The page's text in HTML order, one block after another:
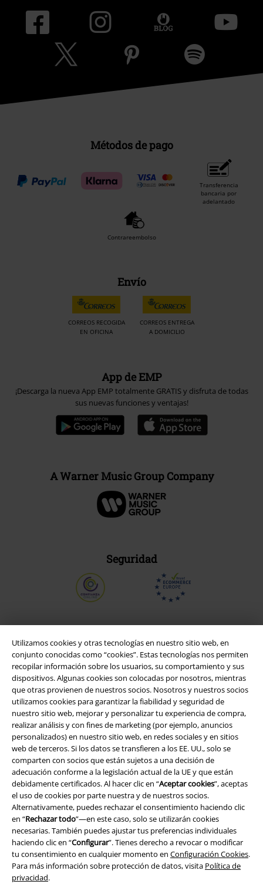
Utilizamos cookies y otras tecnologías en nuestro sitio web, en
conjunto conocidas como “cookies”. Estas tecnologías nos permiten
recopilar información sobre los usuarios, su comportamiento y sus
dispositivos. Algunas cookies son colocadas por nosotros, mientras
que otras provienen de nuestros socios. Nosotros y nuestros socios
utilizamos cookies para garantizar la fiabilidad y seguridad de
nuestro sitio web, mejorar y personalizar tu experiencia de compra,
realizar análisis y con fines de marketing (por ejemplo, anuncios
personalizados) en nuestro sitio web, en redes sociales y en sitios
web de terceros. Si los datos se transfieren a los EE. UU., solo se
comparten con socios que están sujetos a una decisión de
adecuación conforme a la legislación actual de la UE y que están
debidamente certificados. Al hacer clic en “Aceptar cookies”, aceptas
el uso de cookies por parte nuestra y de nuestros socios.
Alternativamente, puedes rechazar el consentimiento haciendo clic
en “Rechazar todo”—en este caso, solo se utilizarán cookies
necesarias. También puedes ajustar tus preferencias individuales
haciendo clic en “Configurar”. Tienes derecho a revocar o modificar
tu consentimiento en cualquier momento en Configuración Cookies.
Para más información sobre protección de datos, visita Política de
privacidad.
Métodos de pago
Transferencia
bancaria por
adelantado
Contrareembolso
Envío
CORREOS RECOGIDA
EN OFICINA
CORREOS ENTREGA
A DOMICILIO
App de EMP
¡Descarga la nueva App EMP totalmente GRATIS y disfruta de todas
sus nuevas funciones y ventajas!
A Warner Music Group Company
Seguridad
Legal
Términos y Condiciones
Aviso Legal
Ley protección de datos
Eliminación de residuos y protección del medioambiente
Declaración de Conformidad
Información sobre accesibilidad